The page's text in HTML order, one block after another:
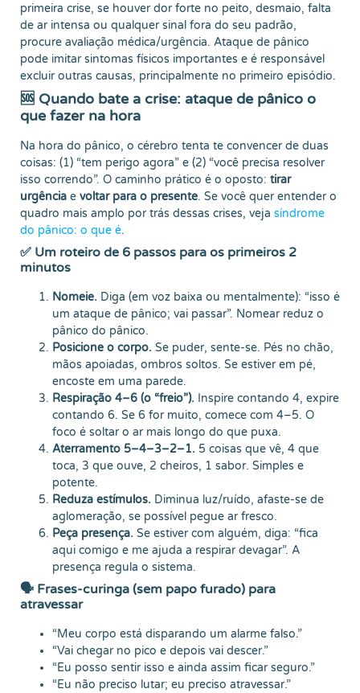
primeira crise, se houver dor forte no peito, desmaio, falta
de ar intensa ou qualquer sinal fora do seu padrão,
procure avaliação médica/urgência. Ataque de pânico
pode imitar sintomas físicos importantes e é responsável
excluir outras causas, principalmente no primeiro episódio.
🆘 Quando bate a crise: ataque de pânico o
que fazer na hora
Na hora do pânico, o cérebro tenta te convencer de duas
coisas: (1) “tem perigo agora” e (2) “você precisa resolver
isso correndo”. O caminho prático é o oposto: tirar
urgência e voltar para o presente. Se você quer entender o
quadro mais amplo por trás dessas crises, veja síndrome
do pânico: o que é.
✅ Um roteiro de 6 passos para os primeiros 2
minutos
Nomeie. Diga (em voz baixa ou mentalmente): “isso é
um ataque de pânico; vai passar”. Nomear reduz o
pânico do pânico.
Posicione o corpo. Se puder, sente-se. Pés no chão,
mãos apoiadas, ombros soltos. Se estiver em pé,
encoste em uma parede.
Respiração 4–6 (o “freio”). Inspire contando 4, expire
contando 6. Se 6 for muito, comece com 4–5. O
foco é soltar o ar mais longo do que puxa.
Aterramento 5–4–3–2–1. 5 coisas que vê, 4 que
toca, 3 que ouve, 2 cheiros, 1 sabor. Simples e
potente.
Reduza estímulos. Diminua luz/ruído, afaste-se de
aglomeração, se possível pegue ar fresco.
Peça presença. Se estiver com alguém, diga: “fica
aqui comigo e me ajuda a respirar devagar”. A
presença regula o sistema.
🗣️ Frases-curinga (sem papo furado) para
atravessar
“Meu corpo está disparando um alarme falso.”
“Vai chegar no pico e depois vai descer.”
“Eu posso sentir isso e ainda assim ficar seguro.”
“Eu não preciso lutar; eu preciso atravessar.”